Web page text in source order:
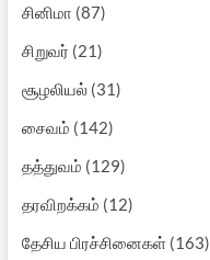
சினிமா (87)
சிறுவர் (21)
சூழலியல்(31)
சைவம் (142)
தத்துவம் (129)
தரவிறக்கம் (12)
தேசிய பிரச்சினைகள்(163)